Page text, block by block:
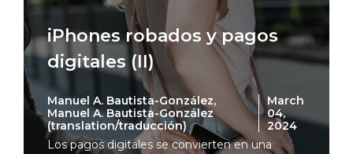
iPhones robados y pagos
digitales (II)
Manuel A. Bautista-González,
Manuel A. Bautista-González
(translation/traducción)
March
04,
2024
Los pagos digitales se convierten en una